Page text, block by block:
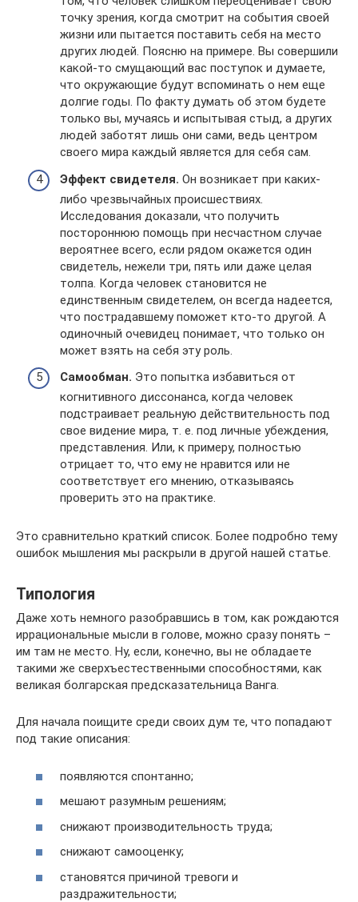
точку зрения, когда смотрит на события своей
жизни или пытается поставить себя на место
других людей. Поясню на примере. Вы совершили
какой-то смущающий вас поступок и думаете,
что окружающие будут вспоминать о нем еще
долгие годы. По факту думать об этом будете
только вы, мучаясь и испытывая стыд, а других
людей заботят лишь они сами, ведь центром
своего мира каждый является для себя сам.
Эффект свидетеля. Он возникает при каких-
либо чрезвычайных происшествиях.
Исследования доказали, что получить
постороннюю помощь при несчастном случае
вероятнее всего, если рядом окажется один
свидетель, нежели три, пять или даже целая
толпа. Когда человек становится не
единственным свидетелем, он всегда надеется,
что пострадавшему поможет кто-то другой. А
одиночный очевидец понимает, что только он
может взять на себя эту роль.
Самообман. Это попытка избавиться от
когнитивного диссонанса, когда человек
подстраивает реальную действительность под
свое видение мира, т. е. под личные убеждения,
представления. Или, к примеру, полностью
отрицает то, что ему не нравится или не
соответствует его мнению, отказываясь
проверить это на практике.
Это сравнительно краткий список. Более подробно тему
ошибок мышления мы раскрыли в другой нашей статье.
Типология
Даже хоть немного разобравшись в том, как рождаются
иррациональные мысли в голове, можно сразу понять –
им там не место. Ну, если, конечно, вы не обладаете
такими же сверхъестественными способностями, как
великая болгарская предсказательница Ванга.
Для начала поищите среди своих дум те, что попадают
под такие описания:
появляются спонтанно;
мешают разумным решениям;
снижают производительность труда;
снижают самооценку;
становятся причиной тревоги и
раздражительности;